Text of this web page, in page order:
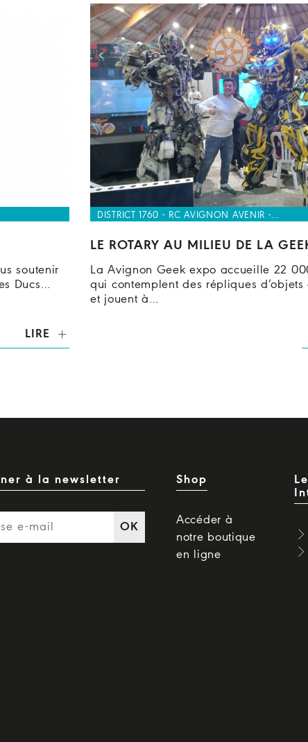
soutenir
Ducs…
LIRE
DISTRICT 1760 - RC AVIGNON AVENIR -…
LE ROTARY AU MILIEU DE LA
La Avignon Geek expo accueille 22
qui contemplent des répliques
et jouent à…
à la newsletter
OK
Shop
Accéder à
notre boutique
en ligne